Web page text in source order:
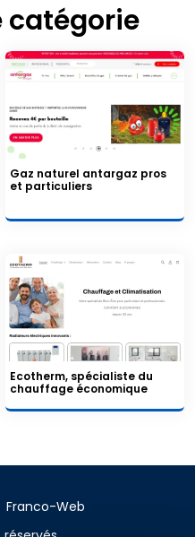
catégorie
Gaz naturel antargaz pros
et particuliers
Ecotherm, spécialiste du
chauffage économique
Franco-Web